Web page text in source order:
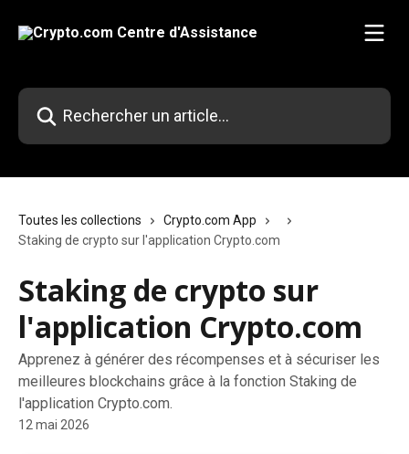
Rechercher un article...
Toutes les collections
Crypto.com App
Staking de crypto sur l'application Crypto.com
Staking de crypto sur
l'application Crypto.com
Apprenez à générer des récompenses et à sécuriser les
meilleures blockchains grâce à la fonction Staking de
l'application Crypto.com.
12 mai 2026